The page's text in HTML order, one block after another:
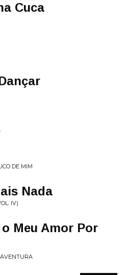
Cuca
DE MIM
Nada
IV)
Meu Amor Por
AVENTURA